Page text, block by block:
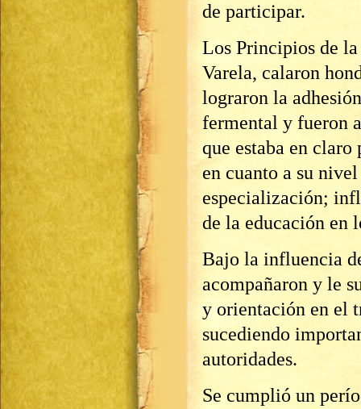
de participar.
Los Principios de
Varela, calaron
lograron la
fermental y fueron
que estaba en
en cuanto a su
especialización;
de la educación en
Bajo la influencia
acompañaron y le
y orientación en el
sucediendo
autoridades.
Se cumplió un